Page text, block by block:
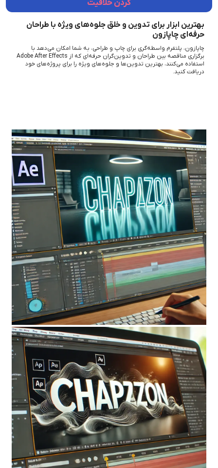
کردن خلاقیت
بهترین ابزار برای تدوین و خلق جلوه‌های ویژه با طراحان
حرفه‌ای چاپازون
چاپازون، پلتفرم واسطه‌گری برای چاپ و طراحی، به شما امکان می‌دهد با
برگزاری مناقصه بین طراحان و تدوین‌گران حرفه‌ای که از Adobe After Effects
استفاده می‌کنند، بهترین تدوین‌ها و جلوه‌های ویژه را برای پروژه‌های خود
دریافت کنید.